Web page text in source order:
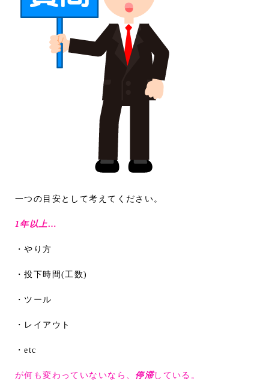
一つの目安として考えてください。
1年以上…
・やり方
・投下時間(工数)
・ツール
・レイアウト
・etc
が何も変わっていないなら、 停滞している。